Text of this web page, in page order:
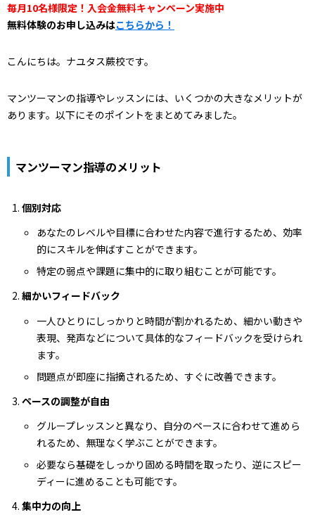
毎月10名様限定！入会金無料キャンペーン実施中
無料体験のお申し込みはこちらから！
こんにちは。ナユタス蕨校です。
マンツーマンの指導やレッスンには、いくつかの大きなメリットが
あります。以下にそのポイントをまとめてみました。
マンツーマン指導のメリット
個別対応
あなたのレベルや目標に合わせた内容で進行するため、効率
的にスキルを伸ばすことができます。
特定の弱点や課題に集中的に取り組むことが可能です。
細かいフィードバック
一人ひとりにしっかりと時間が割かれるため、細かい動きや
表現、発声などについて具体的なフィードバックを受けられ
ます。
問題点が即座に指摘されるため、すぐに改善できます。
ペースの調整が自由
グループレッスンと異なり、自分のペースに合わせて進めら
れるため、無理なく学ぶことができます。
必要なら基礎をしっかり固める時間を取ったり、逆にスピー
ディーに進めることも可能です。
集中力の向上